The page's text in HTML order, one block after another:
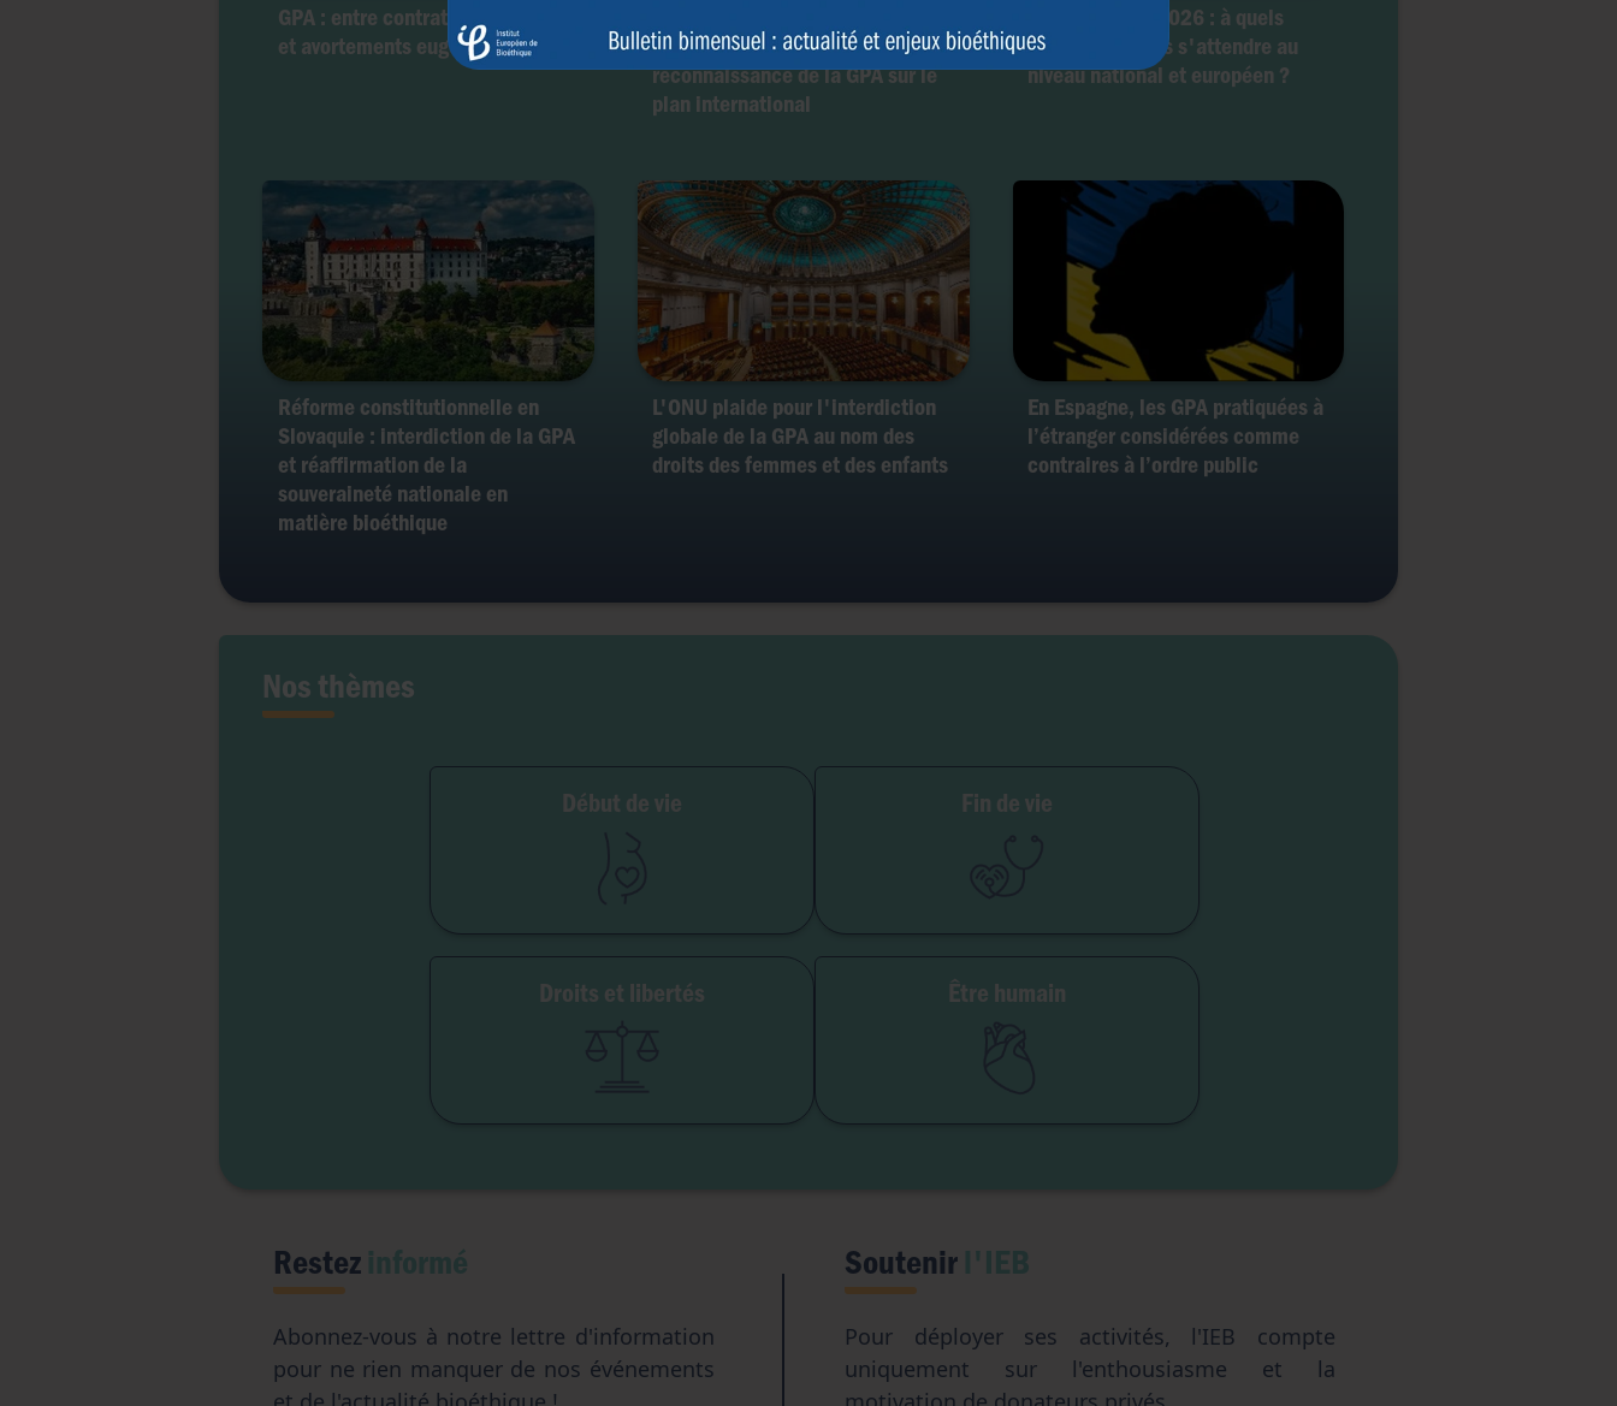
GPA : entre contrats liberticides
et avortements eugénistes
nouveau coup d’arrêt pour la
reconnaissance de la GPA sur le
plan international
Bioéthique en 2026 : à quels
développements s'attendre au
niveau national et européen ?
Réforme constitutionnelle en
Slovaquie : interdiction de la GPA
et réaffirmation de la
souveraineté nationale en
matière bioéthique
L'ONU plaide pour l'interdiction
globale de la GPA au nom des
droits des femmes et des enfants
En Espagne, les GPA pratiquées à
l’étranger considérées comme
contraires à l’ordre public
Nos thèmes
Début de vie
Fertilité et grossesse
PMA
Fin de vie
Soins palliatifs
Droits et libertés
Liberté de conscience
Être humain
Maladie & handicap
Genre & sexualité
Restezinformé
Abonnez-vous à notre lettre d'information
pour ne rien manquer de nos événements
Soutenirl'IEB
Pour déployer ses activités, l'IEB compte
uniquement sur l'enthousiasme et la